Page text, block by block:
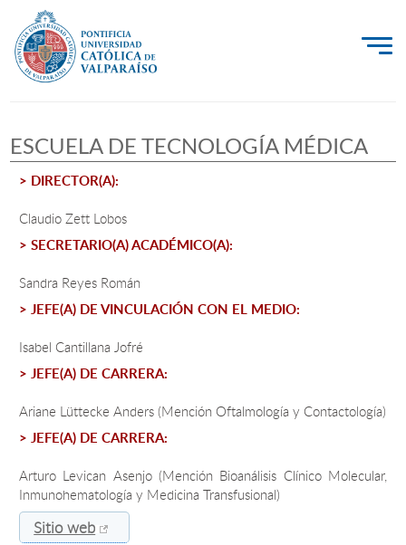
Investigación, Creación e Innovación
PUCV Internacional
Vinculación con el Medio
Admisión
Académicos
Funcionarios
ESCUELA DE TECNOLOGÍA MÉDICA
> DIRECTOR(A):
Claudio Zett Lobos
> SECRETARIO(A) ACADÉMICO(A):
Sandra Reyes Román
> JEFE(A) DE VINCULACIÓN CON EL MEDIO:
Isabel Cantillana Jofré
> JEFE(A) DE CARRERA:
Ariane Lüttecke Anders (Mención Oftalmología y Contactología)
> JEFE(A) DE CARRERA:
Arturo Levican Asenjo (Mención Bioanálisis Clínico Molecular,
Inmunohematología y Medicina Transfusional)
Sitio web